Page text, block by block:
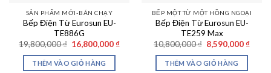
SẢN PHẨM MỚI-BÁN CHẠY
Bếp Điện Từ Eurosun EU-
TE886G
19,800,000₫ Giá
gốc
là:
19,800,000 ₫.
16,800,000 ₫Giá
THÊM VÀO GIỎ HÀNG
BẾP MỘT TỪ MỘT HỒNG NGOẠI
Bếp Điện Từ Eurosun EU-
TE259 Max
10,800,000₫ Giá
gốc
là:
10,800,000 ₫.
8,590,000 ₫Giá
THÊM VÀO GIỎ HÀNG